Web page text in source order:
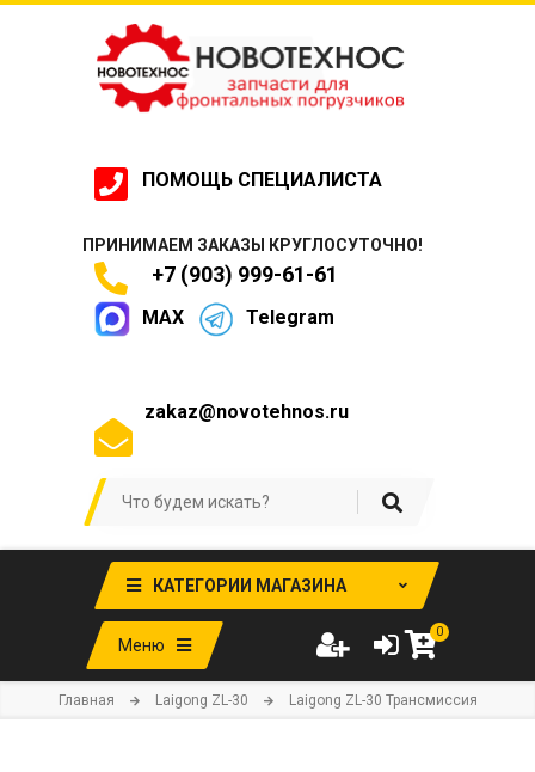
ПОМОЩЬ СПЕЦИАЛИСТА
ПРИНИМАЕМ ЗАКАЗЫ КРУГЛОСУТОЧНО!
+7 (903) 999-61-61
MAX Telegram
zakaz@novotehnos.ru
КАТЕГОРИИ МАГАЗИНА
Меню
0
Главная Laigong ZL-30 Laigong ZL-30 Трансмиссия